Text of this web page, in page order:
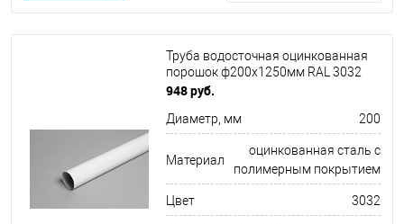
Труба водосточная оцинкованная
порошок ф200х1250мм RAL 3032
948 руб.
Диаметр, мм 200
Материал
оцинкованная сталь с
полимерным покрытием
Цвет 3032